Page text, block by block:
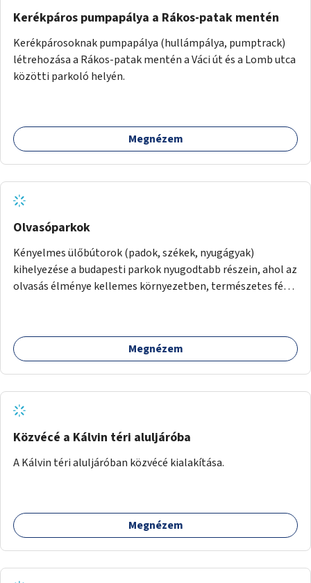
Kerékpáros pumpapálya a Rákos-patak mentén
Kerékpárosoknak pumpapálya (hullámpálya, pumptrack)
létrehozása a Rákos-patak mentén a Váci út és a Lomb utca
közötti parkoló helyén.
Megnézem
Olvasóparkok
Kényelmes ülőbútorok (padok, székek, nyugágyak)
kihelyezése a budapesti parkok nyugodtabb részein, ahol az
olvasás élménye kellemes környezetben, természetes fény
adnának a kikapcsolódásra, az olvasás népszerűsítésére.
Megnézem
Közvécé a Kálvin téri aluljáróba
A Kálvin téri aluljáróban közvécé kialakítása.
Megnézem